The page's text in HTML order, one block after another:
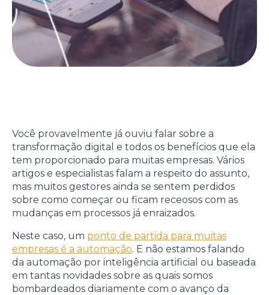
Você provavelmente já ouviu falar sobre a
transformação digital e todos os benefícios que ela
tem proporcionado para muitas empresas. Vários
artigos e especialistas falam a respeito do assunto,
mas muitos gestores ainda se sentem perdidos
sobre como começar ou ficam receosos com as
mudanças em processos já enraizados.
Neste caso, um ponto de partida para muitas
empresas é a automação. E não estamos falando
da automação por inteligência artificial ou baseada
em tantas novidades sobre as quais somos
bombardeados diariamente com o avanço da